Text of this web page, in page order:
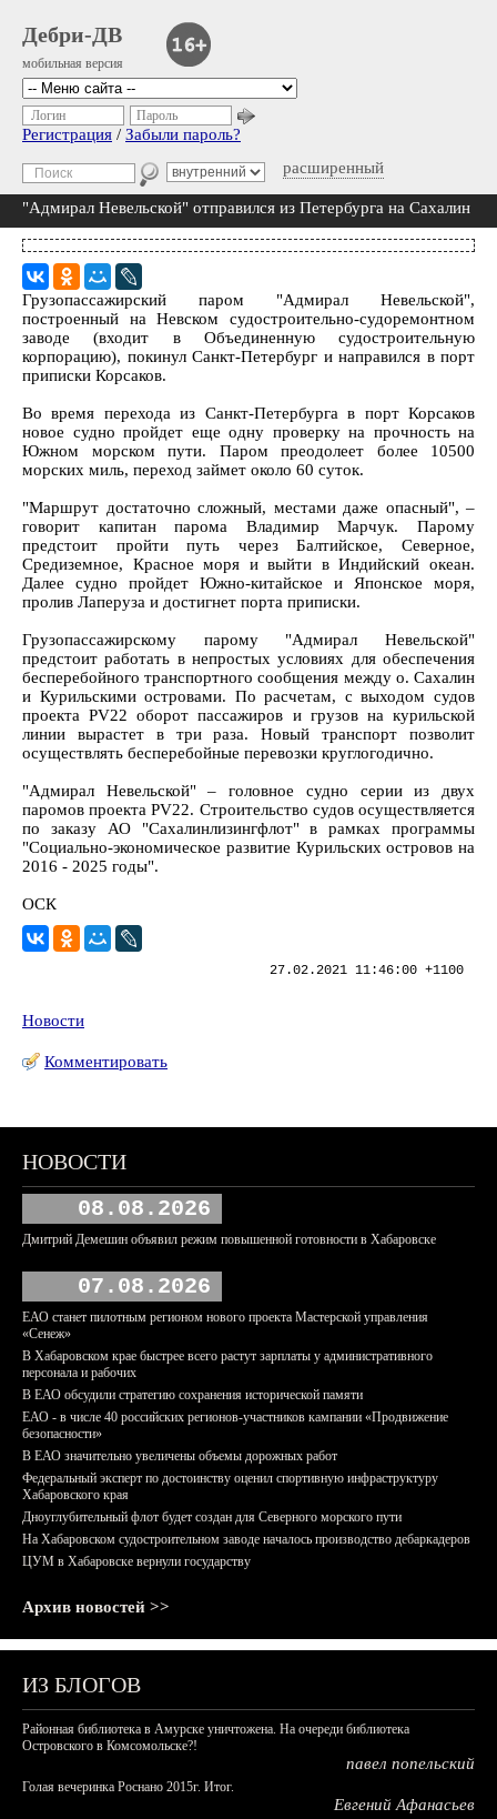
Дебри-ДВ
мобильная версия
расширенный
Логин Пароль
Регистрация / Забыли пароль?
"Адмирал Невельской" отправился из Петербурга на Сахалин
Грузопассажирский паром "Адмирал Невельской",
построенный на Невском судостроительно-судоремонтном
заводе (входит в Объединенную судостроительную
корпорацию), покинул Санкт-Петербург и направился в порт
приписки Корсаков.
Во время перехода из Санкт-Петербурга в порт Корсаков
новое судно пройдет еще одну проверку на прочность на
Южном морском пути. Паром преодолеет более 10500
морских миль, переход займет около 60 суток.
"Маршрут достаточно сложный, местами даже опасный", –
говорит капитан парома Владимир Марчук. Парому
предстоит пройти путь через Балтийское, Северное,
Средиземное, Красное моря и выйти в Индийский океан.
Далее судно пройдет Южно-китайское и Японское моря,
пролив Лаперуза и достигнет порта приписки.
Грузопассажирскому парому "Адмирал Невельской"
предстоит работать в непростых условиях для обеспечения
бесперебойного транспортного сообщения между о. Сахалин
и Курильскими островами. По расчетам, с выходом судов
проекта PV22 оборот пассажиров и грузов на курильской
линии вырастет в три раза. Новый транспорт позволит
осуществлять бесперебойные перевозки круглогодично.
"Адмирал Невельской" – головное судно серии из двух
паромов проекта PV22. Строительство судов осуществляется
по заказу АО "Сахалинлизингфлот" в рамках программы
"Социально-экономическое развитие Курильских островов на
2016 - 2025 годы".
ОСК
27.02.2021 11:46:00 +1100
Новости
Комментировать
НОВОСТИ
08.08.2026
Дмитрий Демешин объявил режим повышенной готовности в Хабаровске
07.08.2026
ЕАО станет пилотным регионом нового проекта Мастерской управления
«Сенеж»
В Хабаровском крае быстрее всего растут зарплаты у административного
персонала и рабочих
В ЕАО обсудили стратегию сохранения исторической памяти
ЕАО - в числе 40 российских регионов-участников кампании «Продвижение
безопасности»
В ЕАО значительно увеличены объемы дорожных работ
Федеральный эксперт по достоинству оценил спортивную инфраструктуру
Хабаровского края
Дноуглубительный флот будет создан для Северного морского пути
На Хабаровском судостроительном заводе началось производство дебаркадеров
ЦУМ в Хабаровске вернули государству
Архив новостей >>
ИЗ БЛОГОВ
Районная библиотека в Амурске уничтожена. На очереди библиотека
Островского в Комсомольске?!
павел попельский
Голая вечеринка Роснано 2015г. Итог.
Евгений Афанасьев